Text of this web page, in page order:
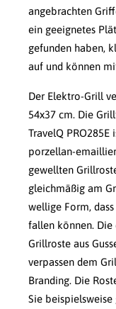
angebrachten
ein geeignetes
gefunden haben,
auf und können
Der Elektro-Grill
54x37 cm. Die
TravelQ PRO285E
porzellan-
gewellten
gleichmäßig am
wellige Form,
fallen können.
Grillroste aus
verpassen dem
Branding. Die
Sie